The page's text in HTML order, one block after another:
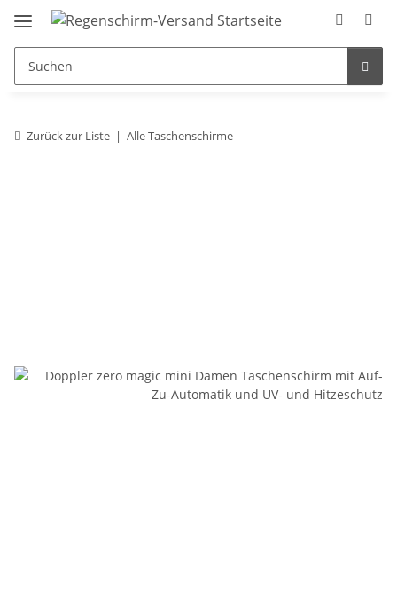
Zurück zur Liste Alle Taschenschirme